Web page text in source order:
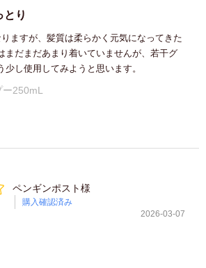
とり
ますが、髪質は柔らかく元気になってきた
まだまだあまり着いていませんが、若干グ
少し使用してみようと思います。
ー250mL
ペンギンポスト様
購入確認済み
2026-03-07